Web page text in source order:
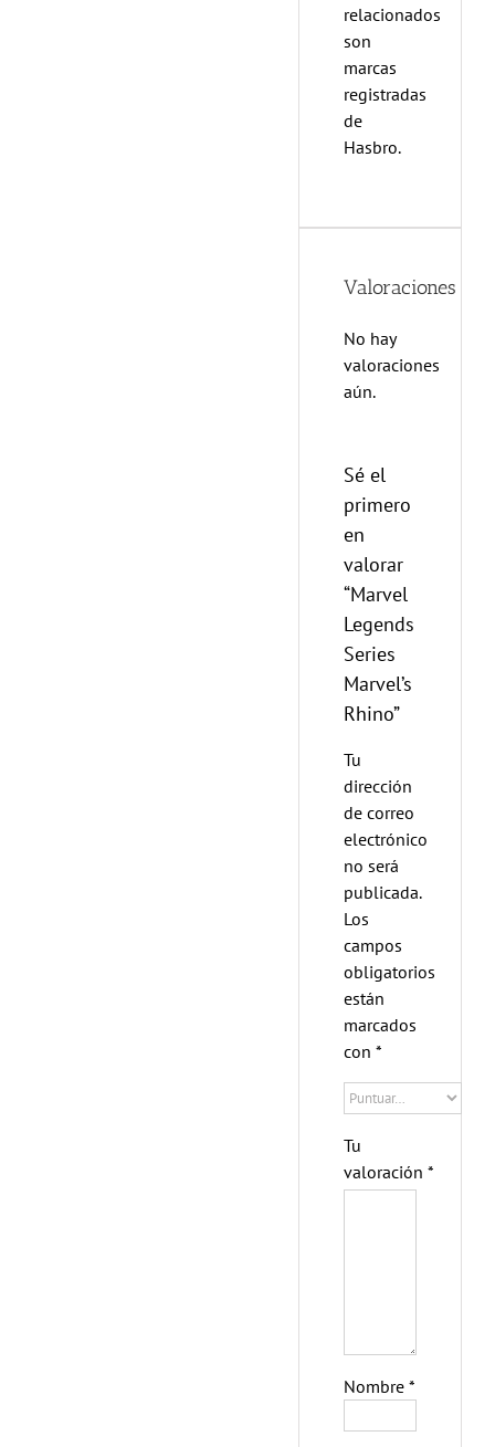
relacionados
son
marcas
registradas
de
Hasbro.
Valoraciones
No hay
valoraciones
aún.
Sé el
primero
en
valorar
“Marvel
Legends
Series
Marvel’s
Rhino”
Tu
dirección
de correo
electrónico
no será
publicada.
Los
campos
obligatorios
están
marcados
con *
Tu
valoración *
Nombre *